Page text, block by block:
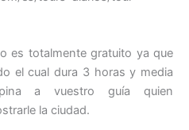
es totalmente gratuito ya que
el cual dura 3 horas y media
a vuestro guía quien
la ciudad.